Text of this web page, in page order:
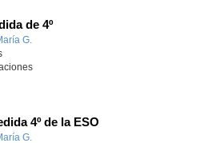
de 4º
G.
4º de la ESO
G.